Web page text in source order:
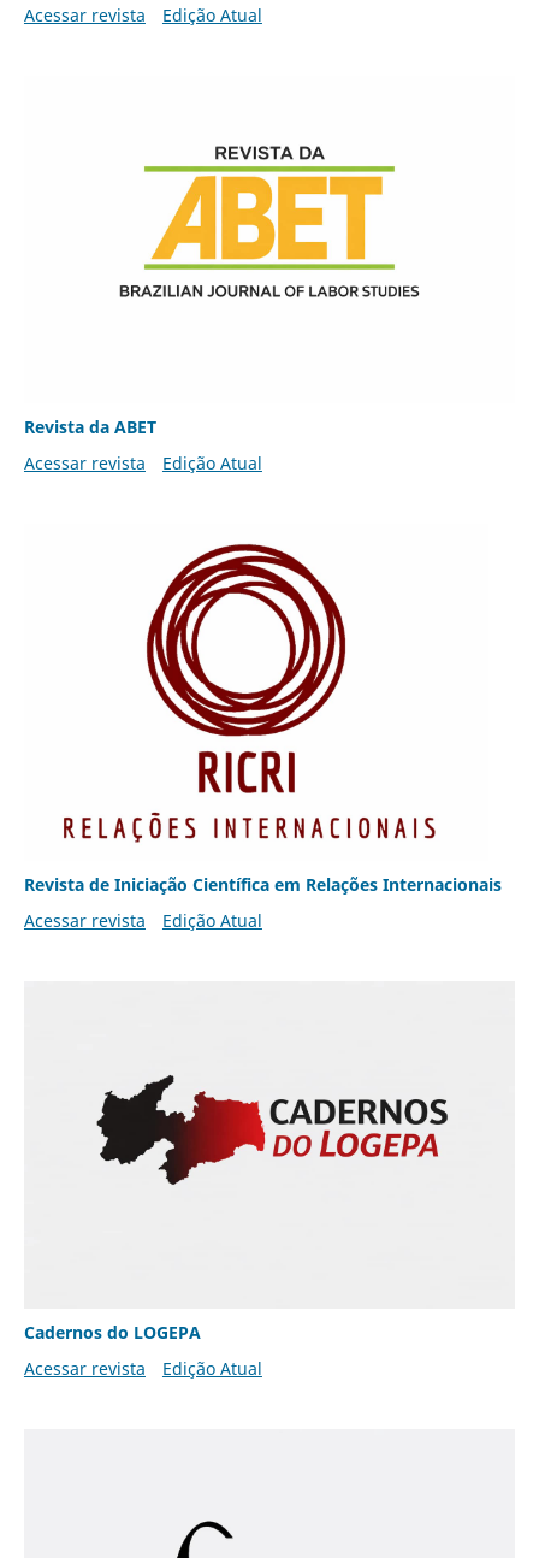
Acessar revista Edição Atual
Revista da ABET
Acessar revista
Edição Atual
Revista de Iniciação Científica em Relações Internacionais
Acessar revista
Edição Atual
Cadernos do LOGEPA
Acessar revista
Edição Atual